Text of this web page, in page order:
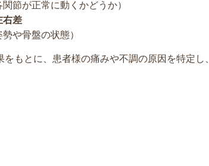
関節が正常に動くかどうか）
右差
勢や骨盤の状態）
をもとに、患者様の痛みや不調の原因を特定し